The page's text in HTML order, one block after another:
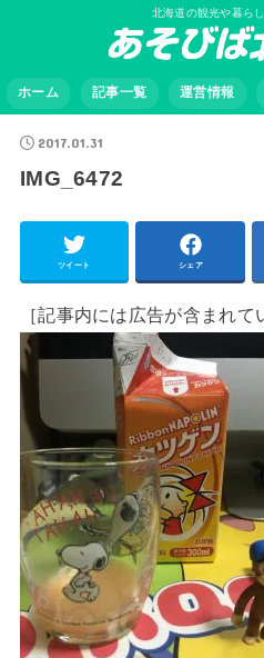
北海道の観光や暮ら
ホーム 記事一覧 運営情報
2017.01.31
IMG_6472
ツイート シェア
［記事内には広告が含まれて